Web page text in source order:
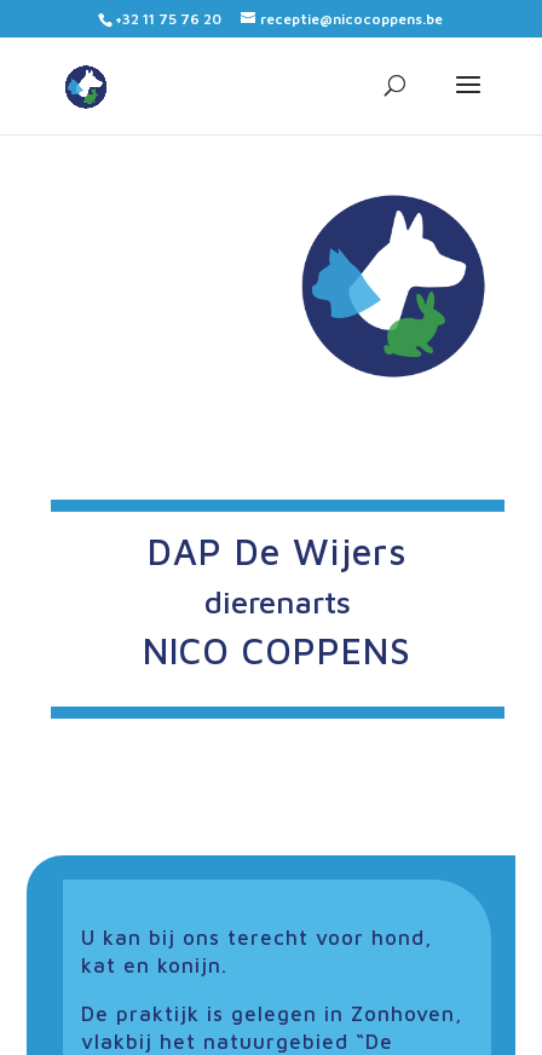
+32 11 75 76 20 receptie@nicocoppens.be
DAP De Wijers
dierenarts
NICO COPPENS
U kan bij ons terecht voor hond,
kat en konijn.
De praktijk is gelegen in Zonhoven,
vlakbij het natuurgebied “De